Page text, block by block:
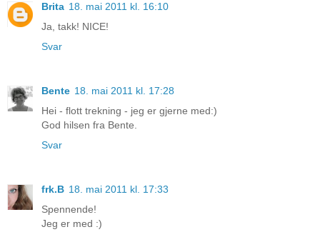
Brita 18. mai 2011 kl. 16:10
Ja, takk! NICE!
Svar
Bente 18. mai 2011 kl. 17:28
Hei - flott trekning - jeg er gjerne med:)
God hilsen fra Bente.
Svar
frk.B 18. mai 2011 kl. 17:33
Spennende!
Jeg er med :)